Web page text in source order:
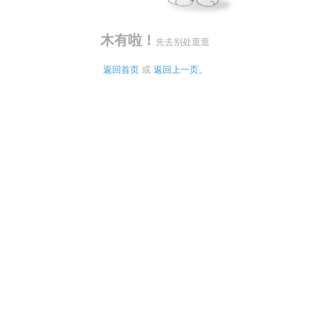
木有啦！ 先去别处逛逛
返回首页 或 返回上一页。